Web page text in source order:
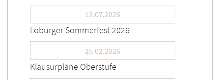
12.07.2026
Loburger Sommerfest 2026
25.02.2026
Klausurpläne Oberstufe